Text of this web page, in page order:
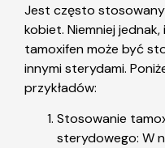
Jest często
kobiet. Niemniej
tamoxifen może być
innymi sterydami.
przykładów:
Stosowanie
sterydowego: W